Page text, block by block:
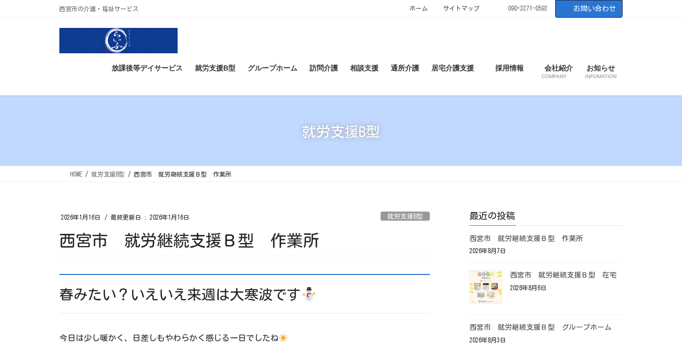
西宮市の介護・福祉サービス ホーム サイトマップ 090-3271-0592 お問い合わせ
放課後等デイサービス 就労支援B型 グループホーム 訪問介護 相談支援 通所介護 居宅介護支援 採用情報 会社紹介
COMPANY
お知らせ
INFOMATION
就労支援B型
HOME 就労支援B型 西宮市 就労継続支援Ｂ型 作業所
2026年1月16日 / 最終更新日 : 2026年1月16日 就労支援B型
西宮市 就労継続支援Ｂ型 作業所
春みたい？いえいえ来週は大寒波です
今日は少し暖かく、日差しもやわらかく感じる一日でしたね
最近の投稿
西宮市 就労継続支援Ｂ型 作業所
2026年8月7日
西宮市 就労継続支援Ｂ型 在宅
2026年8月6日
西宮市 就労継続支援Ｂ型 グループホーム
2026年8月3日